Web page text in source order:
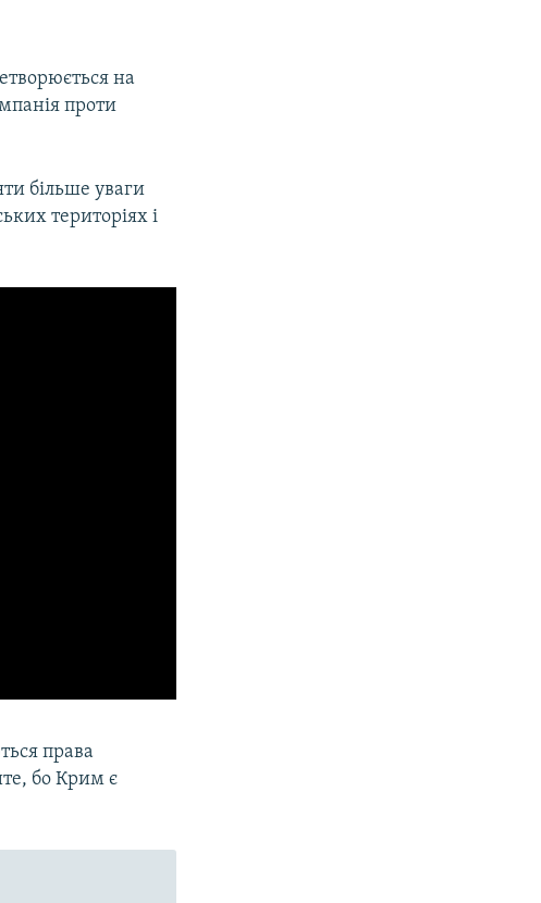
на
проти
більше уваги
територіях і
права
бо Крим є